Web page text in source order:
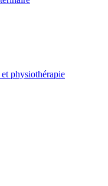
physiothérapie